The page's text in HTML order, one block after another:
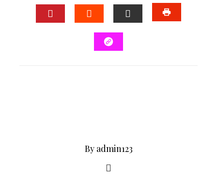
By admin123